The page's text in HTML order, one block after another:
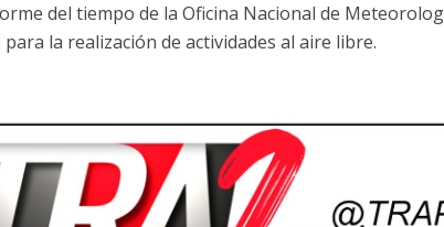
del tiempo de la Oficina Nacional de
la realización de actividades al aire libre.